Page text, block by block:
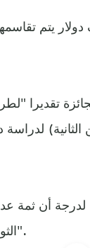
تقديرا
لدرجة أن ثمة
الثواني التي مرت منذ نشأة الكون".